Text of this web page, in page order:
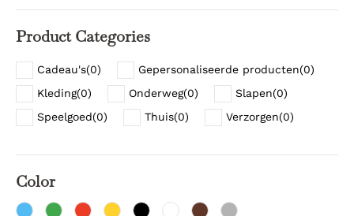
Product Categories
Cadeau's(0) Gepersonaliseerde producten(0)
Kleding(0) Onderweg(0) Slapen(0)
Speelgoed(0) Thuis(0) Verzorgen(0)
Color